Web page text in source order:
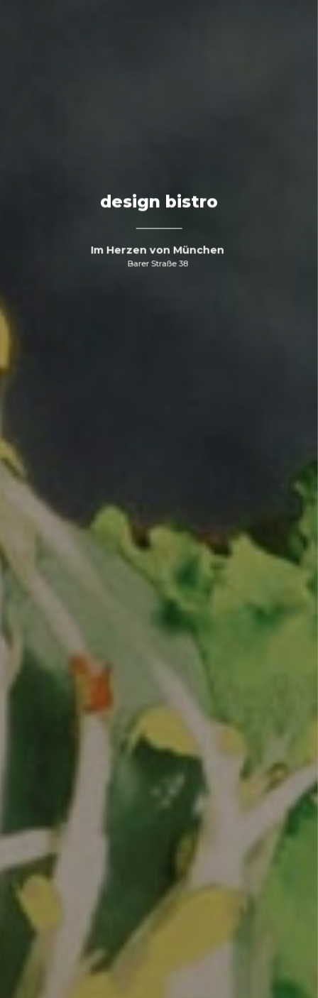
design bistro
Im Herzen von München
Barer Straße 38
muuto showroom
Im Herzen von München
Barer Straße 38
design bistro
Im Herzen von München
Barer Straße 38